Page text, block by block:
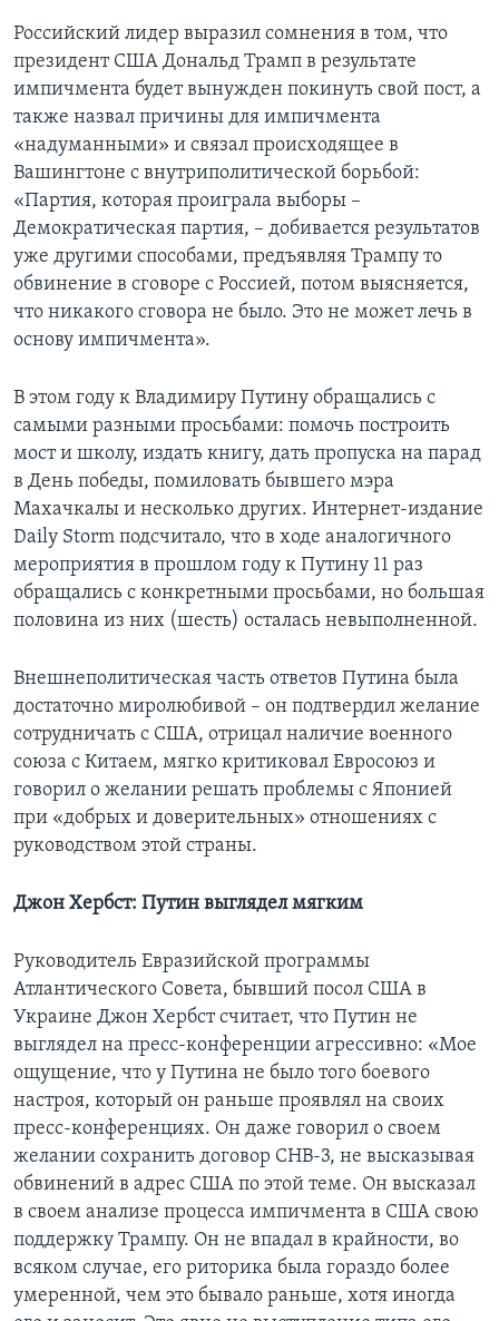
Российский лидер выразил сомнения в том, что
президент США Дональд Трамп в результате
импичмента будет вынужден покинуть свой пост, а
также назвал причины для импичмента
«надуманными» и связал происходящее в
Вашингтоне с внутриполитической борьбой:
«Партия, которая проиграла выборы –
Демократическая партия, – добивается результатов
уже другими способами, предъявляя Трампу то
обвинение в сговоре с Россией, потом выясняется,
что никакого сговора не было. Это не может лечь в
основу импичмента».
В этом году к Владимиру Путину обращались с
самыми разными просьбами: помочь построить
мост и школу, издать книгу, дать пропуска на парад
в День победы, помиловать бывшего мэра
Махачкалы и несколько других. Интернет-издание
Daily Storm подсчитало, что в ходе аналогичного
мероприятия в прошлом году к Путину 11 раз
обращались с конкретными просьбами, но большая
половина из них (шесть) осталась невыполненной.
Внешнеполитическая часть ответов Путина была
достаточно миролюбивой – он подтвердил желание
сотрудничать с США, отрицал наличие военного
союза с Китаем, мягко критиковал Евросоюз и
говорил о желании решать проблемы с Японией
при «добрых и доверительных» отношениях с
руководством этой страны.
Джон Хербст: Путин выглядел мягким
Руководитель Евразийской программы
Атлантического Совета, бывший посол США в
Украине Джон Хербст считает, что Путин не
выглядел на пресс-конференции агрессивно: «Мое
ощущение, что у Путина не было того боевого
настроя, который он раньше проявлял на своих
пресс-конференциях. Он даже говорил о своем
желании сохранить договор СНВ-3, не высказывая
обвинений в адрес США по этой теме. Он высказал
в своем анализе процесса импичмента в США свою
поддержку Трампу. Он не впадал в крайности, во
всяком случае, его риторика была гораздо более
умеренной, чем это бывало раньше, хотя иногда